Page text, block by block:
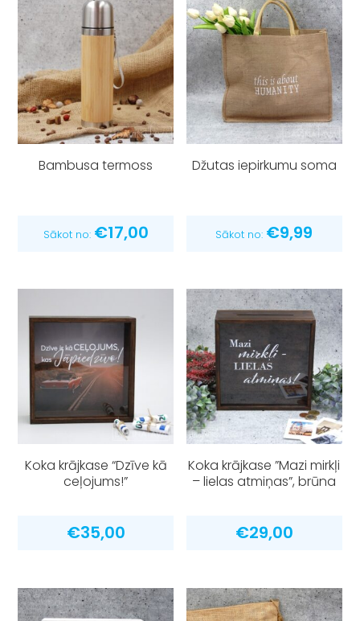
Bambusa termoss
Sākot no: €17,00
Džutas iepirkumu soma
Sākot no: €9,99
Koka krājkase “Dzīve kā
ceļojums!”
€35,00
Koka krājkase ”Mazi mirkļi
– lielas atmiņas”, brūna
€29,00